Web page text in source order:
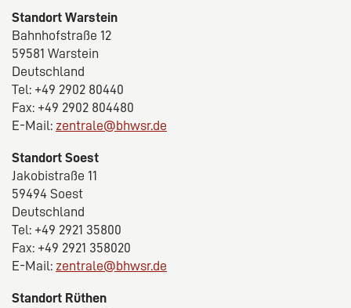
Standort Warstein
Bahnhofstraße 12
59581 Warstein
Deutschland
Tel: +49 2902 80440
Fax: +49 2902 804480
E-Mail: zentrale@bhwsr.de
Standort Soest
Jakobistraße 11
59494 Soest
Deutschland
Tel: +49 2921 35800
Fax: +49 2921 358020
E-Mail: zentrale@bhwsr.de
Standort Rüthen